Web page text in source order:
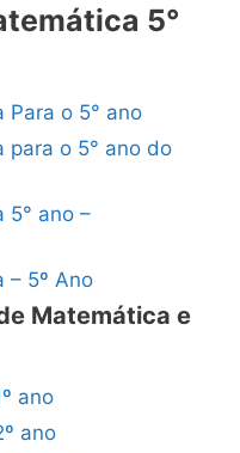
5°
o 5° ano
para o 5° ano do
5° ano –
– 5º Ano
Matemática e
ano
ano